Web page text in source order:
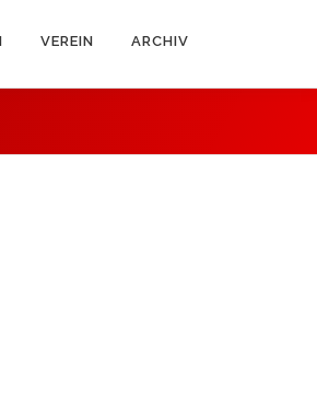
VEREIN ARCHIV